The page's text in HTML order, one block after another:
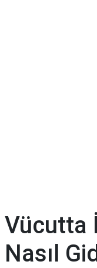
Vücutta
Nasıl